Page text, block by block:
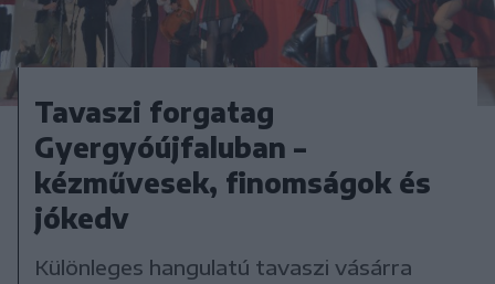
Tavaszi forgatag
Gyergyóújfaluban –
kézművesek, finomságok és
jókedv
Különleges hangulatú tavaszi vásárra